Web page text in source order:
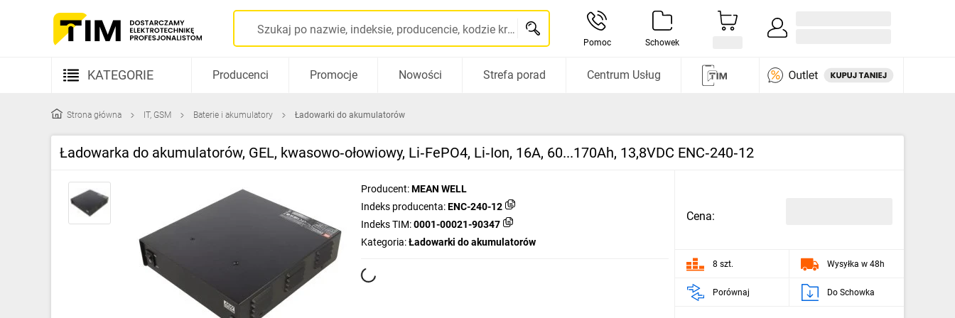
Szukaj po nazwie, indeksie, producencie, kodzie kreskowym...
Pomoc Schowek
KATEGORIE
Kable i przewody
Elementy prowadzenia kabli
Fotowoltaika
Producenci Promocje Nowości Strefa porad Centrum Usług
Strona główna IT, GSM Baterie i akumulatory Ładowarki do akumulatorów
Ładowarka do akumulatorów, GEL, kwasowo‑ołowiowy, Li‑FePO4, Li‑Ion, 16A, 60...170Ah, 13,8VDC ENC‑240‑12
Producent:MEAN WELL
Indeks producenta:ENC-240-12
Indeks TIM:0001-00021-90347
Kategoria:Ładowarki do akumulatorów
Cena:
8 szt. Wysyłka w 48h
Porównaj Do Schowka